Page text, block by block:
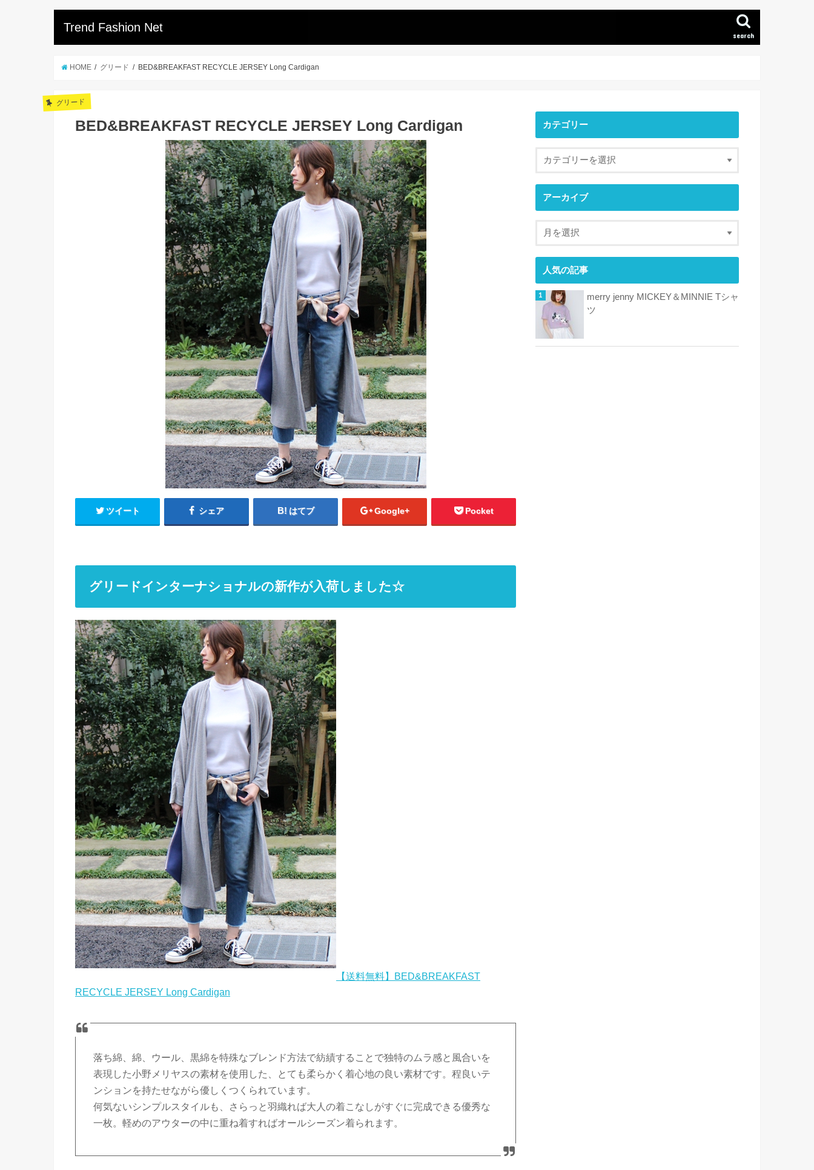
Trend Fashion Net
search
HOME グリード BED&BREAKFAST RECYCLE JERSEY Long Cardigan
グリード
BED&BREAKFAST RECYCLE JERSEY Long Cardigan
ツイート シェア はてブ Google+ Pocket
グリードインターナショナルの新作が入荷しました☆
【送料無料】BED&BREAKFAST
RECYCLE JERSEY Long Cardigan
落ち綿、綿、ウール、黒綿を特殊なブレンド方法で紡績することで独特のムラ感と風合いを
表現した小野メリヤスの素材を使用した、とても柔らかく着心地の良い素材です。程良いテ
ンションを持たせながら優しくつくられています。
何気ないシンプルスタイルも、さらっと羽織れば大人の着こなしがすぐに完成できる優秀な
一枚。軽めのアウターの中に重ね着すればオールシーズン着られます。
カテゴリー
アーカイブ
人気の記事
merry jenny MICKEY＆MINNIE Tシャ
ツ